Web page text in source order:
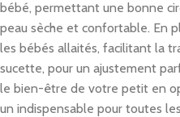
bébé, permettant une bonne
peau sèche et confortable. En
les bébés allaités, facilitant la
sucette, pour un ajustement
le bien-être de votre petit en
un indispensable pour toutes